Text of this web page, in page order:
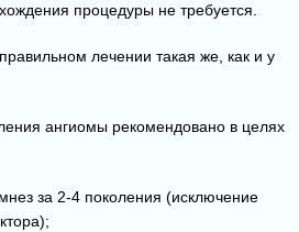
процедуры не требуется.
лечении такая же, как и у
ангиомы рекомендовано в целях
за 2-4 поколения (исключение